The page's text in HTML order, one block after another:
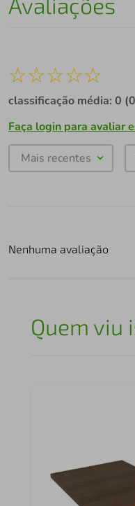
☆☆☆☆☆
classificação média: 0
Faça login para avaliar
Mais recentes
Nenhuma avaliação
Quem viu